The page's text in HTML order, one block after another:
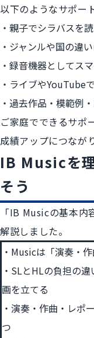
以下のようなサポー
親子でシラバスを
ジャンルや国の違
録音機器としてス
ライブやYouTube
過去作品・模範例
ご家庭でできるサポ
成績アップにつなが
IB Musicを
そう
「IB Musicの基本
解説しました。
Musicは「演奏・
SLとHLの負担の
画を立てる
演奏・作曲・レポ
つ